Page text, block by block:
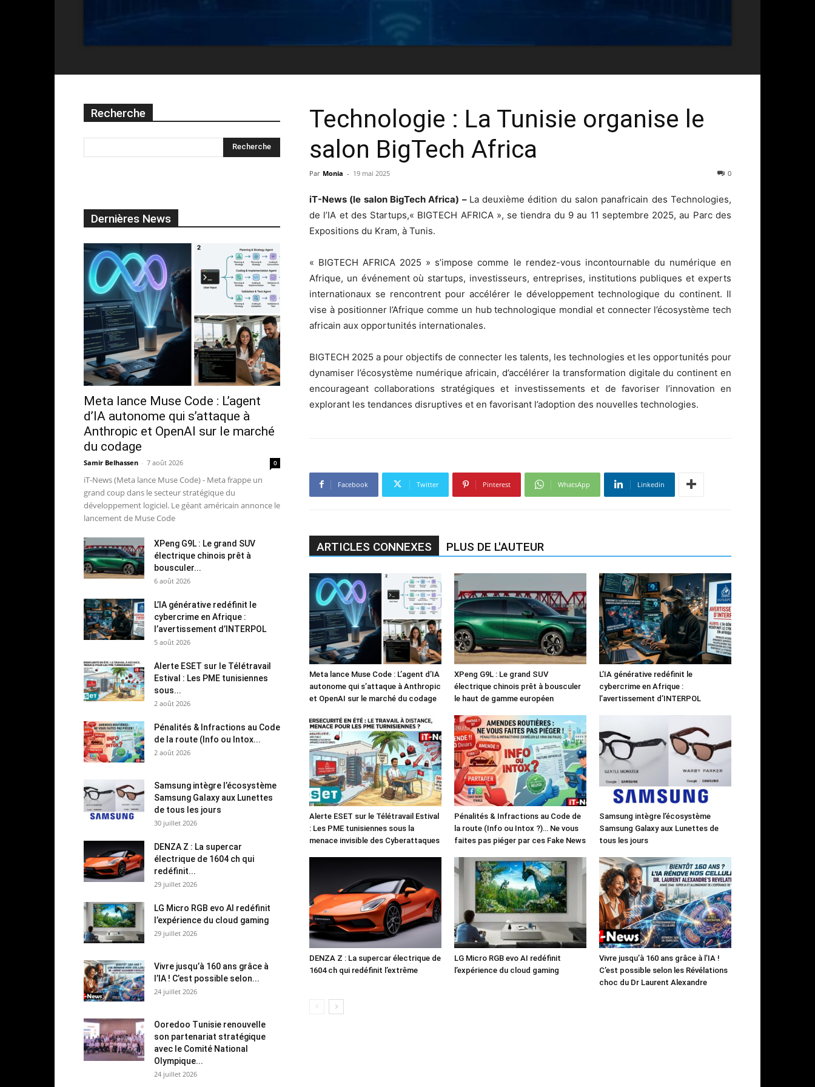
Technologie : La Tunisie organise le
salon BigTech Africa
Par Monia - 19 mai 2025 0
iT-News (le salon BigTech Africa) – La deuxième édition du salon panafricain des Technologies,
de l’IA et des Startups,« BIGTECH AFRICA », se tiendra du 9 au 11 septembre 2025, au Parc des
Expositions du Kram, à Tunis.
« BIGTECH AFRICA 2025 » s’impose comme le rendez-vous incontournable du numérique en
Afrique, un événement où startups, investisseurs, entreprises, institutions publiques et experts
internationaux se rencontrent pour accélérer le développement technologique du continent. Il
vise à positionner l’Afrique comme un hub technologique mondial et connecter l’écosystème tech
africain aux opportunités internationales.
BIGTECH 2025 a pour objectifs de connecter les talents, les technologies et les opportunités pour
dynamiser l’écosystème numérique africain, d’accélérer la transformation digitale du continent en
encourageant collaborations stratégiques et investissements et de favoriser l’innovation en
explorant les tendances disruptives et en favorisant l’adoption des nouvelles technologies.
Facebook Twitter Pinterest WhatsApp Linkedin
ARTICLES CONNEXES PLUS DE L'AUTEUR
Meta lance Muse Code : L’agent d’IA
autonome qui s’attaque à Anthropic
et OpenAI sur le marché du codage
XPeng G9L : Le grand SUV
électrique chinois prêt à bousculer
le haut de gamme européen
L’IA générative redéfinit le
cybercrime en Afrique :
l’avertissement d’INTERPOL
Alerte ESET sur le Télétravail Estival
: Les PME tunisiennes sous la
menace invisible des Cyberattaques
Pénalités & Infractions au Code de
la route (Info ou Intox ?)… Ne vous
faites pas piéger par ces Fake News
Samsung intègre l’écosystème
Samsung Galaxy aux Lunettes de
tous les jours
DENZA Z : La supercar électrique de
1604 ch qui redéfinit l’extrême
LG Micro RGB evo AI redéfinit
l’expérience du cloud gaming
Vivre jusqu’à 160 ans grâce à l’IA !
C’est possible selon les Révélations
choc du Dr Laurent Alexandre
Recherche
Dernières News
Meta lance Muse Code : L’agent
d’IA autonome qui s’attaque à
Anthropic et OpenAI sur le marché
du codage
Samir Belhassen - 7 août 2026 0
iT-News (Meta lance Muse Code) - Meta frappe un
grand coup dans le secteur stratégique du
développement logiciel. Le géant américain annonce le
lancement de Muse Code
XPeng G9L : Le grand SUV
électrique chinois prêt à
bousculer...
6 août 2026
L’IA générative redéfinit le
cybercrime en Afrique :
l’avertissement d’INTERPOL
5 août 2026
Alerte ESET sur le Télétravail
Estival : Les PME tunisiennes
sous...
2 août 2026
Pénalités & Infractions au Code
de la route (Info ou Intox...
2 août 2026
Samsung intègre l’écosystème
Samsung Galaxy aux Lunettes
de tous les jours
30 juillet 2026
DENZA Z : La supercar
électrique de 1604 ch qui
redéfinit...
29 juillet 2026
LG Micro RGB evo AI redéfinit
l’expérience du cloud gaming
29 juillet 2026
Vivre jusqu’à 160 ans grâce à
l’IA ! C’est possible selon...
24 juillet 2026
Ooredoo Tunisie renouvelle
son partenariat stratégique
avec le Comité National
Olympique...
24 juillet 2026